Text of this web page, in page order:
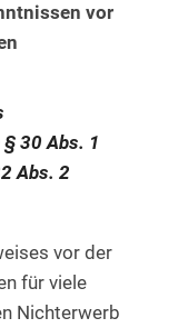
vor
30 Abs. 1
Abs. 2
vor der
für viele
Nichterwerb